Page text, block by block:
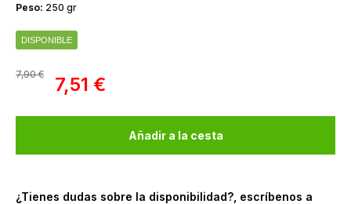
Peso: 250 gr
DISPONIBLE
7,90 € 7,51 €
Añadir a la cesta
¿Tienes dudas sobre la disponibilidad?, escríbenos a